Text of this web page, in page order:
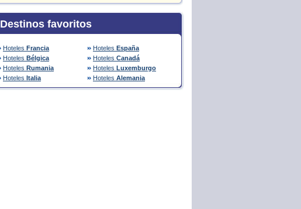
Destinos favoritos
Hoteles Francia Hoteles España
Hoteles Bélgica Hoteles Canadá
Hoteles Rumania Hoteles Luxemburgo
Hoteles Italia Hoteles Alemania